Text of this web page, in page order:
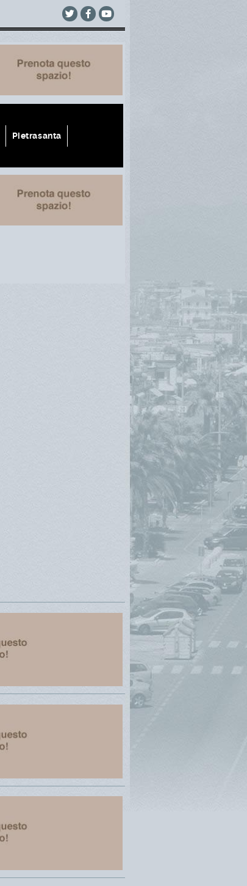
Pietrasanta